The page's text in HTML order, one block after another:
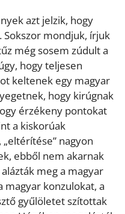
azt jelzik, hogy
Sokszor mondjuk, írjuk
még sosem zúdult a
hogy teljesen
keltenek egy magyar
hogy kirúgnak
érzékeny pontokat
a kiskorúak
nagyon
ebből nem akarnak
meg a magyar
magyar konzulokat, a
gyűlöletet szítottak